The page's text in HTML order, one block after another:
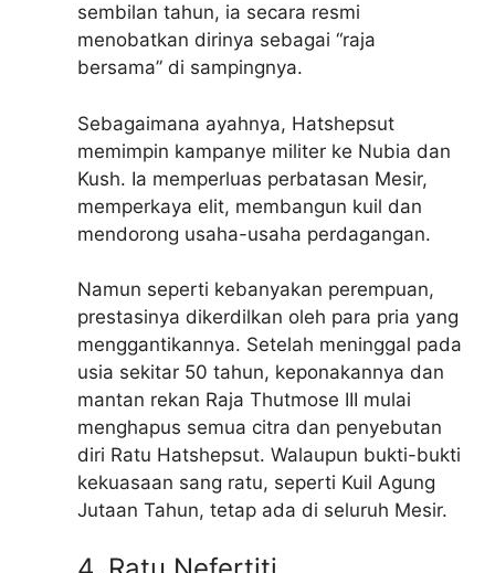
sembilan tahun, ia secara resmi
menobatkan dirinya sebagai “raja
bersama” di sampingnya.
Sebagaimana ayahnya, Hatshepsut
memimpin kampanye militer ke Nubia dan
Kush. Ia memperluas perbatasan Mesir,
memperkaya elit, membangun kuil dan
mendorong usaha-usaha perdagangan.
Namun seperti kebanyakan perempuan,
prestasinya dikerdilkan oleh para pria yang
menggantikannya. Setelah meninggal pada
usia sekitar 50 tahun, keponakannya dan
mantan rekan Raja Thutmose III mulai
menghapus semua citra dan penyebutan
diri Ratu Hatshepsut. Walaupun bukti-bukti
kekuasaan sang ratu, seperti Kuil Agung
Jutaan Tahun, tetap ada di seluruh Mesir.